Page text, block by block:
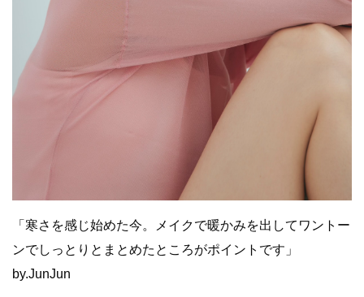
「寒さを感じ始めた今。
メイクで暖かみを出してワントー
ンでしっとりとまとめたところがポイントです」
by.JunJun